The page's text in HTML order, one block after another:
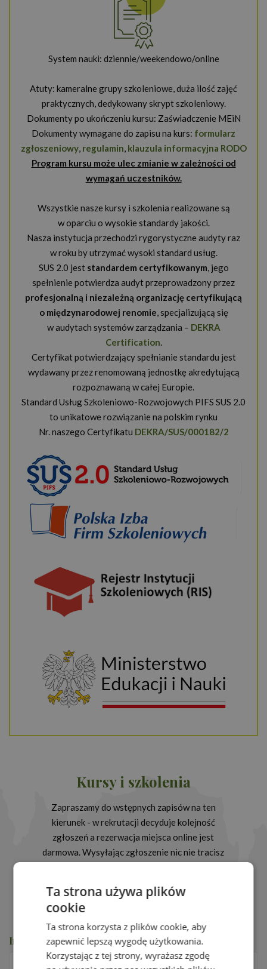
System nauki: dziennie/weekendowo/online
Atuty: kameralne grupy szkoleniowe, duża ilość zajęć
praktycznych, dedykowany skrypt szkoleniowy.
Dokumenty po ukończeniu kursu: Zaświadczenie MEiN
Dokumenty wymagane do zapisu na kurs: formularz
zgłoszeniowy, regulamin, klauzula informacyjna RODO
Program kursu może ulec zmianie w zależności od
wymagań uczestników.
Wszystkie nasze kursy i szkolenia realizowane są
w oparciu o wysokie standardy jakości.
Nasza instytucja przechodzi rygorystyczne audyty raz
w roku by utrzymać wysoki standard usług.
SUS 2.0 jest standardem certyfikowanym, jego
spełnienie potwierdza audyt przeprowadzony przez
profesjonalną i niezależną organizację certyfikującą
o międzynarodowej renomie, specjalizującą się
w audytach systemów zarządzania – DEKRA
Certification.
Certyfikat potwierdzający spełnianie standardu jest
wydawany przez renomowaną jednostkę akredytującą
rozpoznawaną w całej Europie.
Standard Usług Szkoleniowo-Rozwojowych PIFS SUS 2.0
to unikatowe rozwiązanie na polskim rynku
Nr. naszego Certyfikatu DEKRA/SUS/000182/2
Kursy i szkolenia
Zapraszamy do wstępnych zapisów na ten
kierunek - w rekrutacji decyduje kolejność
zgłoszeń a rezerwacja miejsca online jest
darmowa. Wysyłając zgłoszenie nic nie tracisz
Imię i nazwisko*
Ta strona używa plików
cookie
Ta strona korzysta z plików cookie, aby
zapewnić lepszą wygodę użytkowania.
Korzystając z tej strony, wyrażasz zgodę